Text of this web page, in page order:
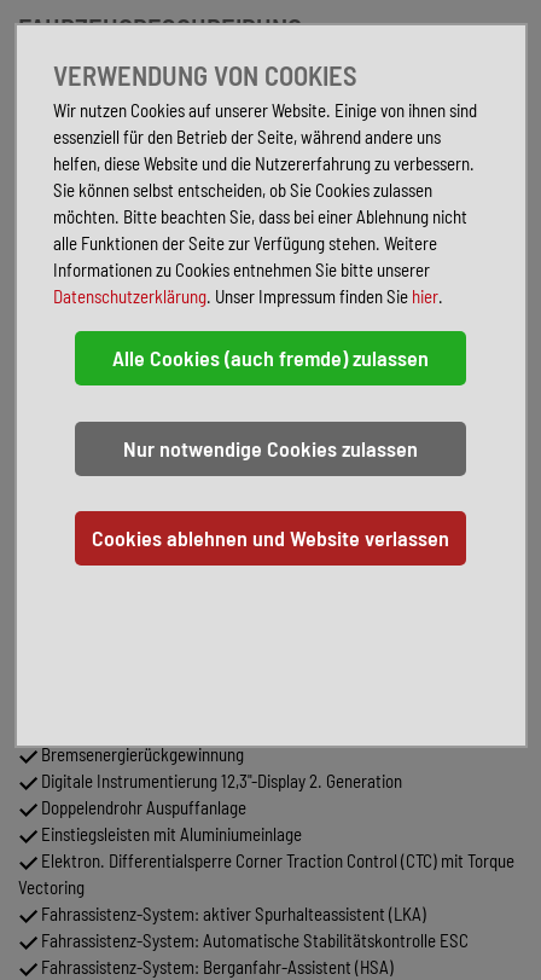
FAHRZEUGBESCHREIBUNG
Sonderausstattung:
Frontscheibe heizbar
Licht-Paket
LM-Felgen 8,5x19 (5-Doppelspeichen, Diamantschnitt / Graphitoptik)
Metallic-Lackierung
Parkassistent-Paket
Reserverad als Notrad
Rückfahrkamera mit 360° Surround View
Seitenscheiben Akustikglas
Service-System: Google Services
Sitz-Komfort-Paket
Standheizung
Xenium-Paket
Anhänger-Stabilisierungs-Programm (TSA) Vorbereitung
Antriebsart: Allradantrieb
Applikationen an den Seitenfenstern Chrom
Audiobedienung am Lenkrad
Bremsenergierückgewinnung
Digitale Instrumentierung 12,3"-Display 2. Generation
Doppelendrohr Auspuffanlage
Einstiegsleisten mit Aluminiumeinlage
Elektron. Differentialsperre Corner Traction Control (CTC) mit Torque
Vectoring
Fahrassistenz-System: aktiver Spurhalteassistent (LKA)
Fahrassistenz-System: Automatische Stabilitätskontrolle ESC
Fahrassistenz-System: Berganfahr-Assistent (HSA)
VERWENDUNG VON COOKIES
Wir nutzen Cookies auf unserer Website. Einige von ihnen sind
essenziell für den Betrieb der Seite, während andere uns
helfen, diese Website und die Nutzererfahrung zu verbessern.
Sie können selbst entscheiden, ob Sie Cookies zulassen
möchten. Bitte beachten Sie, dass bei einer Ablehnung nicht
alle Funktionen der Seite zur Verfügung stehen. Weitere
Informationen zu Cookies entnehmen Sie bitte unserer
Datenschutzerklärung. Unser Impressum finden Sie hier.